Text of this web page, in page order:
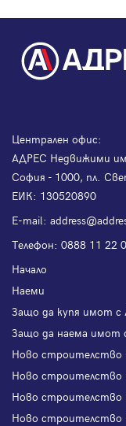
Централен офис:
АДРЕС Недвижими
София - 1000, пл.
ЕИК: 130520890
Е-mail:
Телефон: 0888 11 22
Начало
Наеми
Защо да купя имот с
Защо да наема имот
Ново строителство
Ново строителство
Ново строителство
Ново строителство